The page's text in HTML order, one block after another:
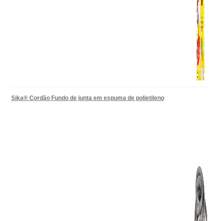
Sika® Cordão Fundo de junta em espuma de polietileno